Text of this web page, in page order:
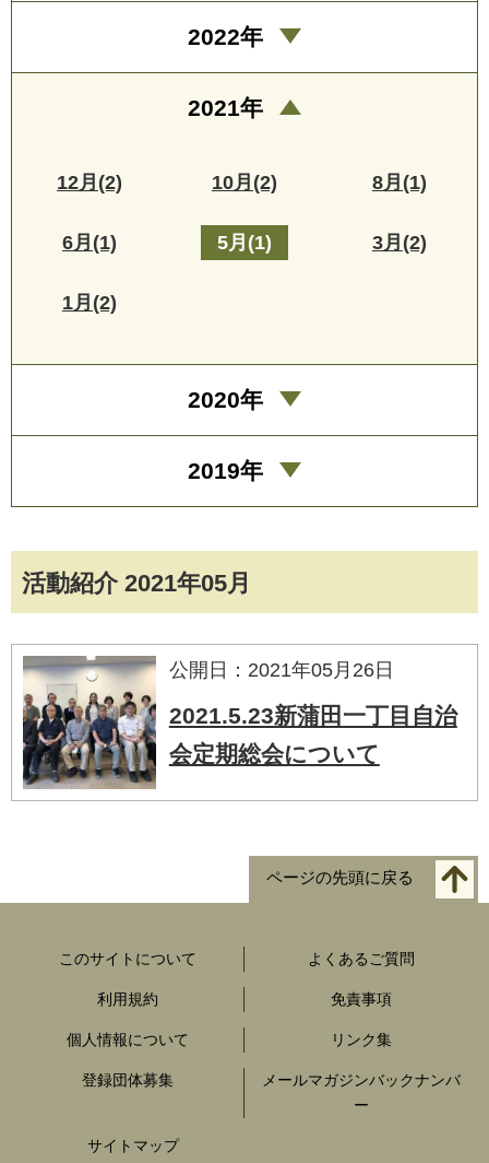
活動紹介 2021年05月
公開日：2021年05月26日
2021.5.23新蒲田一丁目自治
会定期総会について
2022年
2021年
12月(2) 10月(2) 8月(1)
6月(1) 5月(1) 3月(2)
1月(2)
2020年
2019年
ページの先頭に戻る
このサイトについて よくあるご質問
利用規約 免責事項
個人情報について リンク集
登録団体募集
メールマガジンバックナンバ
ー
サイトマップ